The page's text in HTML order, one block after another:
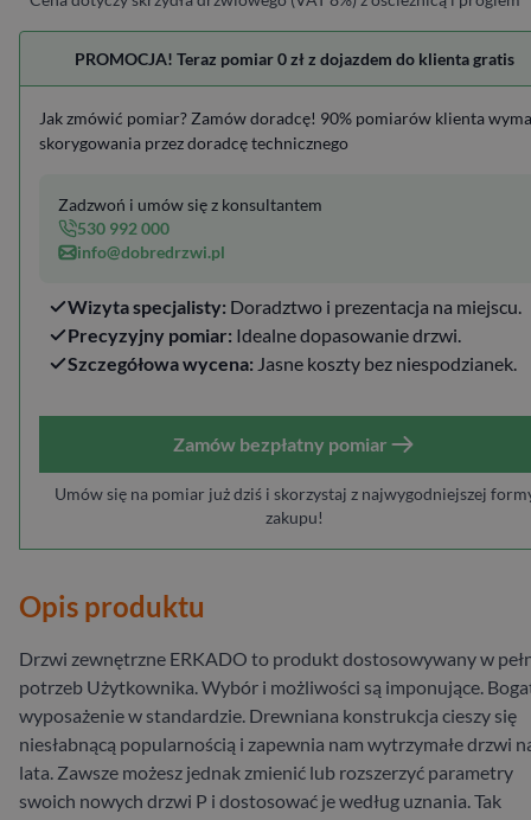
PROMOCJA! Teraz pomiar 0 zł z dojazdem do klienta gratis
Jak zmówić pomiar? Zamów doradcę! 90% pomiarów klienta
skorygowania przez doradcę technicznego
Wizyta specjalisty: Doradztwo i prezentacja na miejscu.
Precyzyjny pomiar: Idealne dopasowanie drzwi.
Szczegółowa wycena: Jasne koszty bez niespodzianek.
Zadzwoń i umów się z konsultantem
530 992 000
info@dobredrzwi.pl
Zamów bezpłatny pomiar
Umów się na pomiar już dziś i skorzystaj z najwygodniejszej
zakupu!
Opis produktu
Drzwi zewnętrzne ERKADO to produkt dostosowywany w
potrzeb Użytkownika. Wybór i możliwości są imponujące.
wyposażenie w standardzie. Drewniana konstrukcja cieszy się
niesłabnącą popularnością i zapewnia nam wytrzymałe drzwi
lata. Zawsze możesz jednak zmienić lub rozszerzyć parametry
swoich nowych drzwi P i dostosować je według uznania. Tak